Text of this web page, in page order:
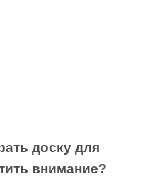
доску для
внимание?